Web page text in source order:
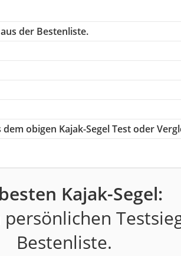
der Bestenliste.
obigen Kajak-Segel Test oder
Kajak-Segel:
Bestenliste.